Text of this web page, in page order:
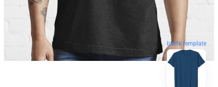
blank template